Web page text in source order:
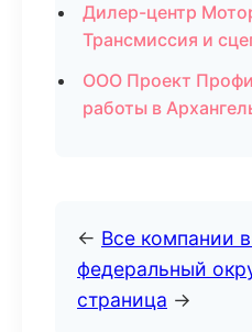
Дилер-центр
Трансмиссия и
ООО Проект
работы в
← Все компании
федеральный
страница →